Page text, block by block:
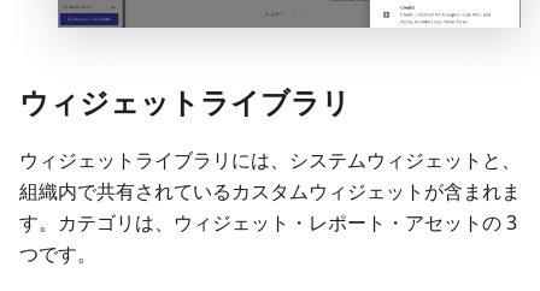
ウィジェットライブラリ
ウィジェットライブラリには、システムウィジェットと、
組織内で共有されているカスタムウィジェットが含まれま
す。カテゴリは、ウィジェット・レポート・アセットの 3
つです。